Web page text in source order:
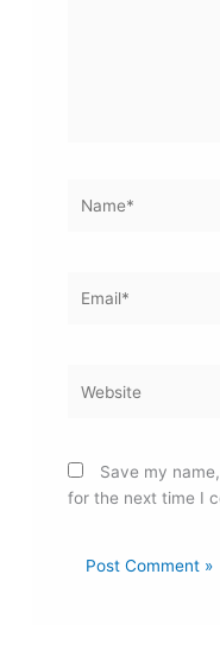
Save my
for the next time I